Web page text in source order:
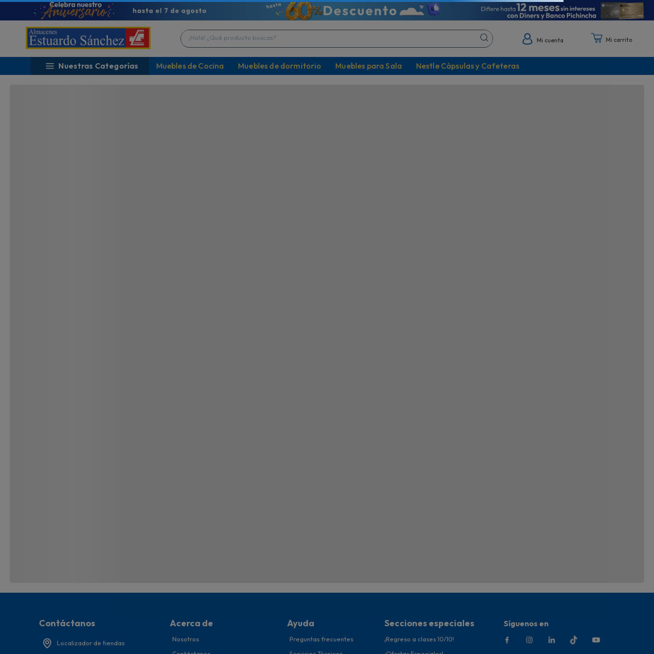
¡Hola! ¿Qué producto buscas?
Mi cuenta
Nuestras Categorías Muebles de Cocina Muebles de dormitorio Muebles para Sala Nestle Cápsulas y Cafeteras
¡ENVÍO GRATIS en escolar!
Por compras mayores a $60
¡Utensilios de Mesa y Bebida!
TODO con el 10% Dsct
¡La mejor definición!
Televisores desde 32" hasta 75"
¡Cápsulas Dolce Gusto!
Descubre todos sus sabores
Descripción Especificaciones
Contáctanos
Localizador de tiendas
Acerca de
Nosotros
Ayuda
Preguntas frecuentes
Secciones especiales
¡Regreso a clases 10/10!
Síguenos en